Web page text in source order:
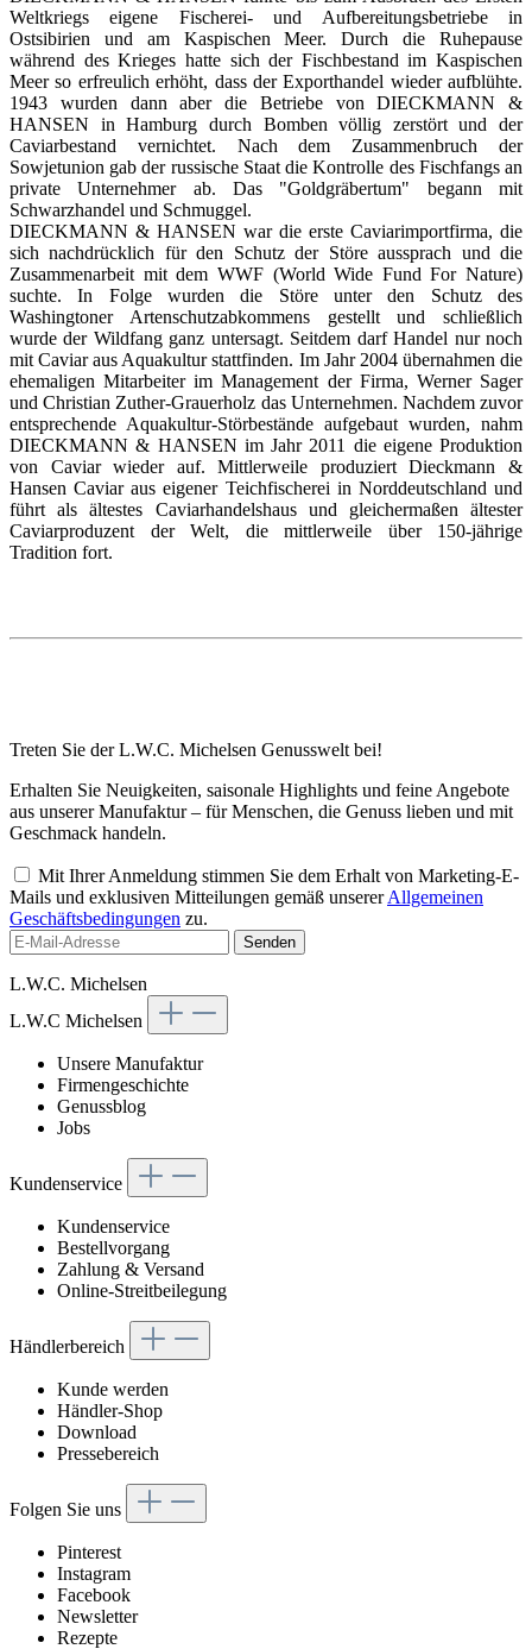
Weltkriegs eigene Fischerei- und Aufbereitungsbetriebe in
Ostsibirien und am Kaspischen Meer. Durch die Ruhepause
während des Krieges hatte sich der Fischbestand im Kaspischen
Meer so erfreulich erhöht, dass der Exporthandel wieder aufblühte.
1943 wurden dann aber die Betriebe von DIECKMANN &
HANSEN in Hamburg durch Bomben völlig zerstört und der
Caviarbestand vernichtet. Nach dem Zusammenbruch der
Sowjetunion gab der russische Staat die Kontrolle des Fischfangs an
private Unternehmer ab. Das "Goldgräbertum" begann mit
Schwarzhandel und Schmuggel.
DIECKMANN & HANSEN war die erste Caviarimportfirma, die
sich nachdrücklich für den Schutz der Störe aussprach und die
Zusammenarbeit mit dem WWF (World Wide Fund For Nature)
suchte. In Folge wurden die Störe unter den Schutz des
Washingtoner Artenschutzabkommens gestellt und schließlich
wurde der Wildfang ganz untersagt. Seitdem darf Handel nur noch
mit Caviar aus Aquakultur stattfinden. Im Jahr 2004 übernahmen die
ehemaligen Mitarbeiter im Management der Firma, Werner Sager
und Christian Zuther-Grauerholz das Unternehmen. Nachdem zuvor
entsprechende Aquakultur-Störbestände aufgebaut wurden, nahm
DIECKMANN & HANSEN im Jahr 2011 die eigene Produktion
von Caviar wieder auf. Mittlerweile produziert Dieckmann &
Hansen Caviar aus eigener Teichfischerei in Norddeutschland und
führt als ältestes Caviarhandelshaus und gleichermaßen ältester
Caviarproduzent der Welt, die mittlerweile über 150-jährige
Tradition fort.
Treten Sie der L.W.C. Michelsen Genusswelt bei!
Erhalten Sie Neuigkeiten, saisonale Highlights und feine Angebote
aus unserer Manufaktur – für Menschen, die Genuss lieben und mit
Geschmack handeln.
Mit Ihrer Anmeldung stimmen Sie dem Erhalt von Marketing-E-
Mails und exklusiven Mitteilungen gemäß unsererAllgemeinen
Geschäftsbedingungen zu.
Senden
L.W.C. Michelsen
L.W.C Michelsen
Unsere Manufaktur
Firmengeschichte
Genussblog
Jobs
Kundenservice
Kundenservice
Bestellvorgang
Zahlung & Versand
Online-Streitbeilegung
Händlerbereich
Kunde werden
Händler-Shop
Download
Pressebereich
Folgen Sie uns
Pinterest
Instagram
Facebook
Newsletter
Rezepte